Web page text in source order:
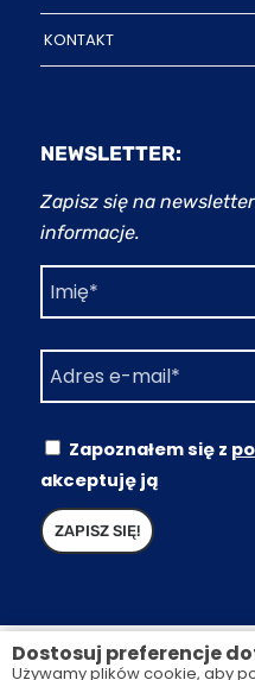
KONTAKT
NEWSLETTER:
Zapisz się na
informacje.
Zapoznałem się z
akceptuję ją
Dostosuj preferencje
Używamy plików cookie, aby